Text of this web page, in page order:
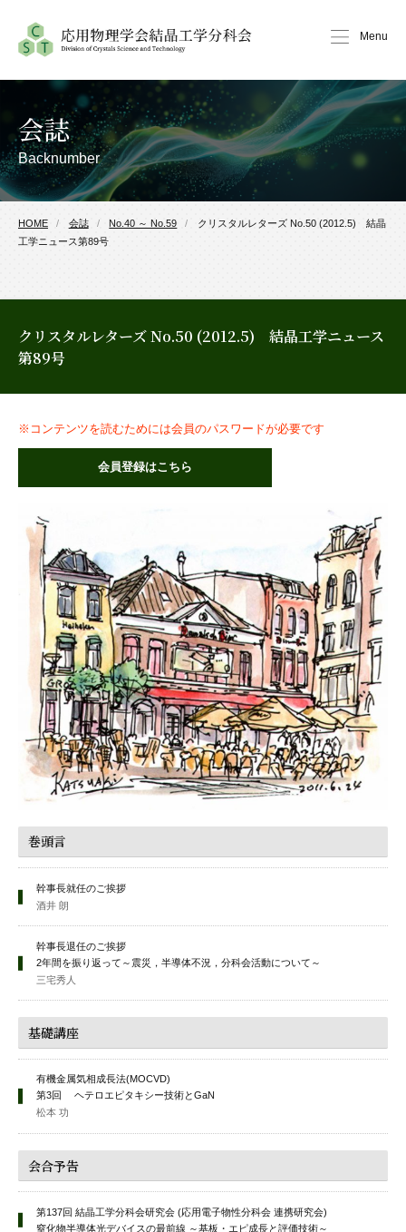
Menu
Backnumber
会誌
HOME 会誌 No.40 ～ No.59
クリスタルレターズ No.50 (2012.5) 結晶
工学ニュース第89号
クリスタルレターズ No.50 (2012.5) 結晶工学ニュース
第89号
※コンテンツを読むためには会員のパスワードが必要です
会員登録はこちら
巻頭言
幹事長就任のご挨拶
酒井 朗
幹事長退任のご挨拶
2年間を振り返って～震災，半導体不況，分科会活動について～
三宅秀人
基礎講座
有機金属気相成長法(MOCVD)
第3回 ヘテロエピタキシー技術とGaN
松本 功
会合予告
第137回 結晶工学分科会研究会 (応用電子物性分科会 連携研究会)
窒化物半導体光デバイスの最前線 ～基板・エピ成長と評価技術～